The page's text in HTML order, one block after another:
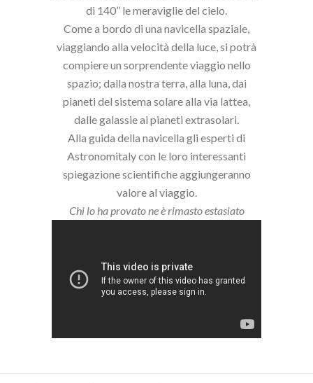
di 140’’ le meraviglie del cielo.
Come a bordo di una navicella spaziale,
viaggiando alla velocità della luce, si potrà
compiere un sorprendente viaggio nello
spazio; dalla nostra terra, alla luna, dai
pianeti del sistema solare alla via lattea,
dalle galassie ai pianeti extrasolari.
Alla guida della navicella gli esperti di
Astronomitaly con le loro interessanti
spiegazione scientifiche aggiungeranno
valore al viaggio.
Chi lo ha provato ne è rimasto estasiato